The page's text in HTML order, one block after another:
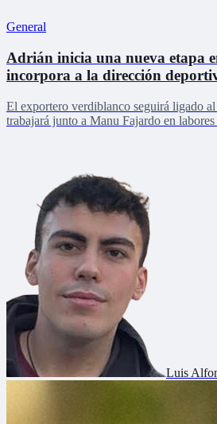
General
Adrián inicia una nueva etapa
incorpora a la dirección
El exportero verdiblanco seguirá ligado
trabajará junto a Manu Fajardo en
Luis